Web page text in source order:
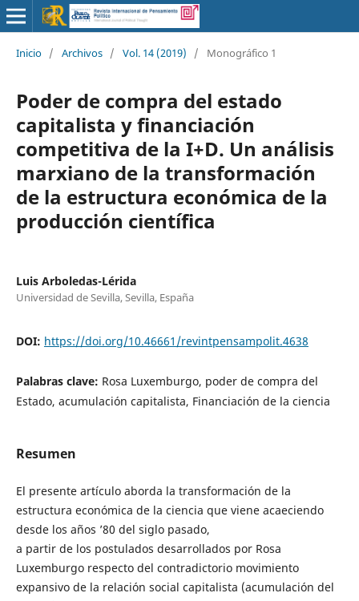
Inicio / Archivos / Vol. 14 (2019) / Monográfico 1
Poder de compra del estado
capitalista y financiación
competitiva de la I+D. Un análisis
marxiano de la transformación
de la estructura económica de la
producción científica
Luis Arboledas-Lérida
Universidad de Sevilla, Sevilla, España
DOI: https://doi.org/10.46661/revintpensampolit.4638
Palabras clave: Rosa Luxemburgo, poder de compra del
Estado, acumulación capitalista, Financiación de la ciencia
Resumen
El presente artículo aborda la transformación de la
estructura económica de la ciencia que viene acaeciendo
desde los años ’80 del siglo pasado,
a partir de los postulados desarrollados por Rosa
Luxemburgo respecto del contradictorio movimiento
expansivo de la relación social capitalista (acumulación del